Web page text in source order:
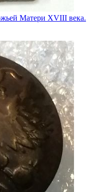
Матери XVIII века.